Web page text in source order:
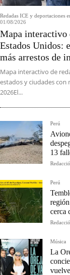
Redadas ICE y deportaciones
01/08/2026
Mapa interactivo
Estados Unidos:
más arrestos de
Mapa interactivo de
estados y ciudades con
2026El...
Perú
13
Perú
cerca
Música
La